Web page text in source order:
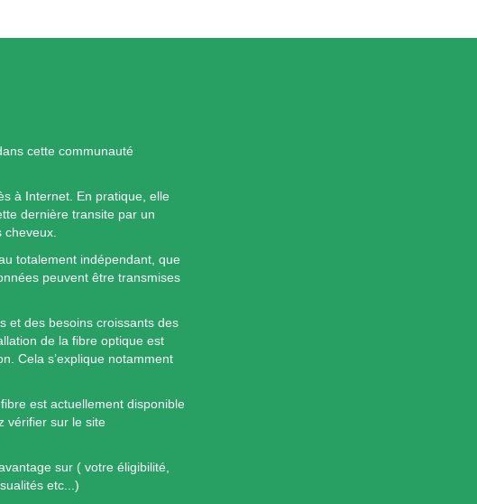
cette communauté
à Internet. En pratique, elle
dernière transite par un
totalement indépendant, que
peuvent être transmises
et des besoins croissants des
de la fibre optique est
Cela s’explique notamment
est actuellement disponible
vérifier sur le site
sur ( votre éligibilité,
etc...)